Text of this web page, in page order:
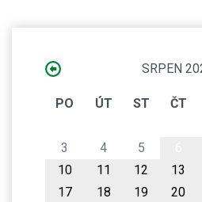
SRPEN
PO ÚT ST ČT
3
4 5
10
11 12 13
17
18 19 20